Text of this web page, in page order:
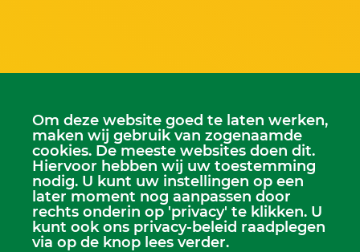
Scriba
Dhr. Leen Kruithof
scriba@kerkheerjansdam.nl
Om deze website goed te laten werken,
maken wij gebruik van zogenaamde
cookies. De meeste websites doen dit.
Hiervoor hebben wij uw toestemming
nodig. U kunt uw instellingen op een
later moment nog aanpassen door
rechts onderin op 'privacy' te klikken. U
kunt ook ons privacy-beleid raadplegen
via op de knop lees verder.